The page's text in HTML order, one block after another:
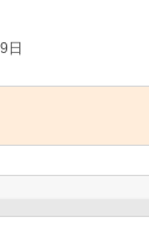
日